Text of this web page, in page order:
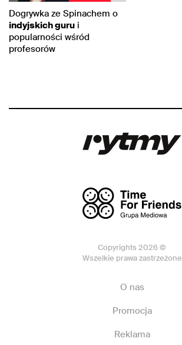
Dogrywka ze Spinachem o
indyjskich guru i
popularności wśród
profesorów
Copyrights 2026 ©
Wszelkie prawa zastrzeżone
O nas
Promocja
Reklama